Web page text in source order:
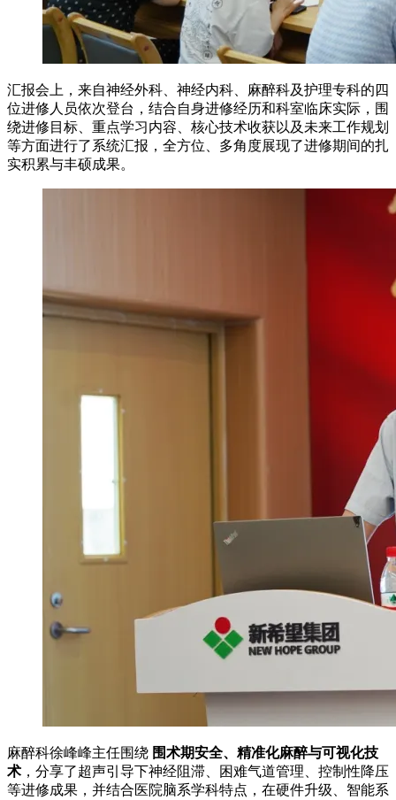
汇报会上，来自神经外科、神经内科、麻醉科及护理专科的四
位进修人员依次登台，结合自身进修经历和科室临床实际，围
绕进修目标、重点学习内容、核心技术收获以及未来工作规划
等方面进行了系统汇报，全方位、多角度展现了进修期间的扎
实积累与丰硕成果。
麻醉科徐峰峰主任围绕 围术期安全、精准化麻醉与可视化技
术 ，分享了超声引导下神经阻滞、困难气道管理、控制性降压
等进修成果，并结合医院脑系学科特点，在硬件升级、智能系